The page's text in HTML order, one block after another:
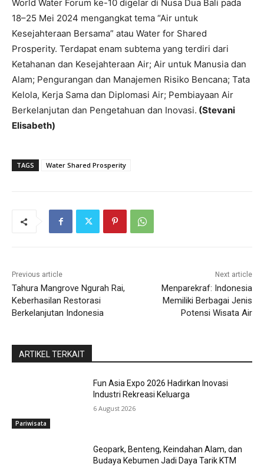
World Water Forum ke-10 digelar di Nusa Dua Bali pada
18–25 Mei 2024 mengangkat tema “Air untuk
Kesejahteraan Bersama” atau Water for Shared
Prosperity. Terdapat enam subtema yang terdiri dari
Ketahanan dan Kesejahteraan Air; Air untuk Manusia dan
Alam; Pengurangan dan Manajemen Risiko Bencana; Tata
Kelola, Kerja Sama dan Diplomasi Air; Pembiayaan Air
Berkelanjutan dan Pengetahuan dan Inovasi. (Stevani
Elisabeth)
TAGS Water Shared Prosperity
Previous article
Tahura Mangrove Ngurah Rai,
Keberhasilan Restorasi
Berkelanjutan Indonesia
Next article
Menparekraf: Indonesia
Memiliki Berbagai Jenis
Potensi Wisata Air
ARTIKEL TERKAIT
Pariwisata
Fun Asia Expo 2026 Hadirkan Inovasi
Industri Rekreasi Keluarga
6 August 2026
Geopark, Benteng, Keindahan Alam, dan
Budaya Kebumen Jadi Daya Tarik KTM